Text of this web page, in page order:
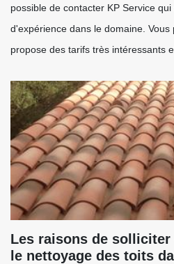
possible de contacter KP Service
d'expérience dans le domaine.
propose des tarifs très intéressants
Les raisons de
le nettoyage des toits